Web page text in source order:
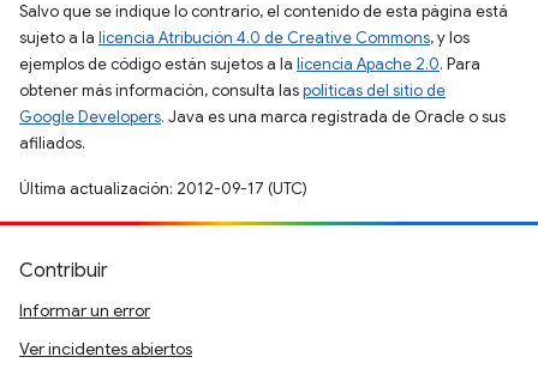
Salvo que se indique lo contrario, el contenido de esta página está
sujeto a la licencia Atribución 4.0 de Creative Commons, y los
ejemplos de código están sujetos a la licencia Apache 2.0. Para
obtener más información, consulta laspolíticas del sitio de
Google Developers. Java es una marca registrada de Oracle o sus
afiliados.
Última actualización: 2012-09-17 (UTC)
Contribuir
Informar un error
Ver incidentes abiertos